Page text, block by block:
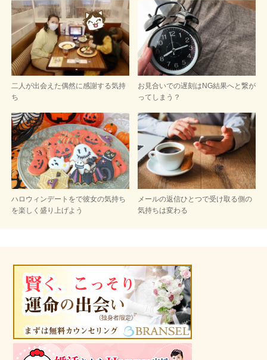
二人が出会えた偶然に感謝する気持
ち
お見合いでの遅刻はNG結果へと繋が
ってしまう？
ハロウィンデートをで彼女の気持ち
を楽しく盛り上げよう
メールの返信ひとつで受け取る側の
気持ちは変わる